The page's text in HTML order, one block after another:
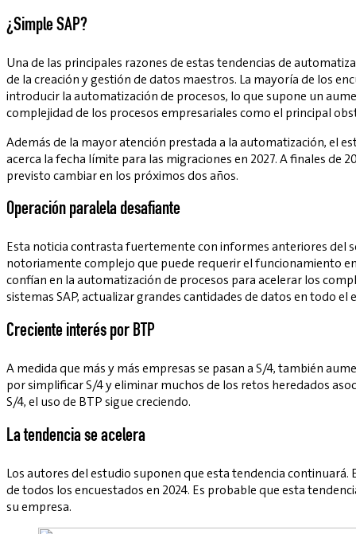
¿Simple SAP?
Una de las principales razones de estas tendencias de
de la creación y gestión de datos maestros. La mayoría de los
introducir la automatización de procesos, lo que supone un
complejidad de los procesos empresariales como el principal
Además de la mayor atención prestada a la automatización, el
acerca la fecha límite para las migraciones en 2027. A finales de
previsto cambiar en los próximos dos años.
Operación paralela desafiante
Esta noticia contrasta fuertemente con informes anteriores del
notoriamente complejo que puede requerir el funcionamiento
confían en la automatización de procesos para acelerar los
sistemas SAP, actualizar grandes cantidades de datos en todo
Creciente interés por BTP
A medida que más y más empresas se pasan a S/4, también
por simplificar S/4 y eliminar muchos de los retos heredados
S/4, el uso de BTP sigue creciendo.
La tendencia se acelera
Los autores del estudio suponen que esta tendencia
de todos los encuestados en 2024. Es probable que esta
su empresa.